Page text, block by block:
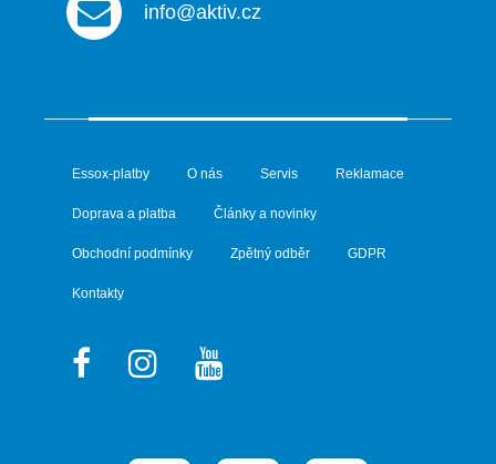
info@aktiv.cz
Essox-platby O nás Servis Reklamace
Doprava a platba Články a novinky
Obchodní podmínky Zpětný odběr GDPR
Kontakty